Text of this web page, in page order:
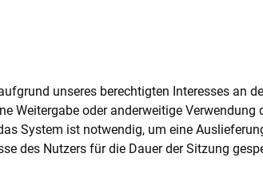
unseres berechtigten Interesses an
Weitergabe oder anderweitige Verwendung
System ist notwendig, um eine
des Nutzers für die Dauer der Sitzung